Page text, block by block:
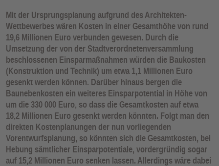
Mit der Ursprungsplanung aufgrund des Architekten-
Wettbewerbes wären Kosten in einer Gesamthöhe von rund
19,6 Millionen Euro verbunden gewesen. Durch die
Umsetzung der von der Stadtverordnetenversammlung
beschlossenen Einsparmaßnahmen würden die Baukosten
(Konstruktion und Technik) um etwa 1,1 Millionen Euro
gesenkt werden können. Darüber hinaus bergen die
Baunebenkosten ein weiteres Einsparpotential in Höhe von
um die 330 000 Euro, so dass die Gesamtkosten auf etwa
18,2 Millionen Euro gesenkt werden könnten. Folgt man den
direkten Kostenplanungen der nun vorliegenden
Vorentwurfsplanung, so könnten sich die Gesamtkosten, bei
Hebung sämtlicher Einsparpotentiale, vordergründig sogar
auf 15,2 Millionen Euro senken lassen. Allerdings wäre dabei